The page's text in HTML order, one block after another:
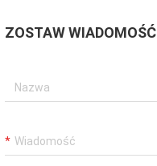
ZOSTAW WIADOMOŚĆ